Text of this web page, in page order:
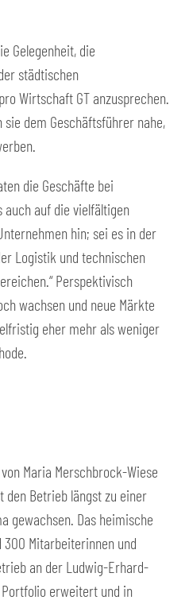
Gelegenheit, die
städtischen
Wirtschaft GT anzusprechen.
dem Geschäftsführer nahe,
die Geschäfte bei
auch auf die vielfältigen
hin; sei es in der
Logistik und technischen
Perspektivisch
wachsen und neue Märkte
eher mehr als weniger
Maria Merschbrock-Wiese
den Betrieb längst zu einer
gewachsen. Das heimische
Mitarbeiterinnen und
an der Ludwig-Erhard-
erweitert und in